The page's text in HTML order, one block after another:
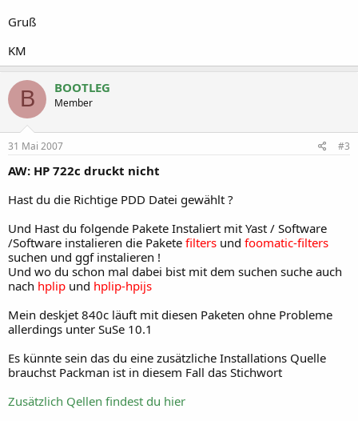
Gruß
KM
B BOOTLEG
Member
31 Mai 2007 #3
AW: HP 722c druckt nicht
Hast du die Richtige PDD Datei gewählt ?
Und Hast du folgende Pakete Instaliert mit Yast / Software
/Software instalieren die Pakete filters und foomatic-filters
suchen und ggf instalieren !
Und wo du schon mal dabei bist mit dem suchen suche auch
nach hplip und hplip-hpijs
Mein deskjet 840c läuft mit diesen Paketen ohne Probleme
allerdings unter SuSe 10.1
Es künnte sein das du eine zusätzliche Installations Quelle
brauchst Packman ist in diesem Fall das Stichwort
Zusätzlich Qellen findest du hier